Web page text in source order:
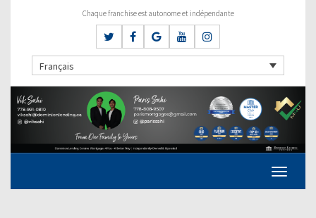
Chaque franchise est autonome et indépendante
Français